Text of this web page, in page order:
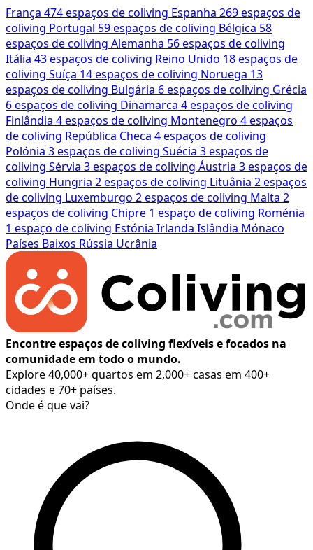
França 474 espaços de coliving Espanha 269 espaços de
coliving Portugal 59 espaços de coliving Bélgica 58
espaços de coliving Alemanha 56 espaços de coliving
Itália 43 espaços de coliving Reino Unido 18 espaços de
coliving Suíça 14 espaços de coliving Noruega 13
espaços de coliving Bulgária 6 espaços de coliving Grécia
6 espaços de coliving Dinamarca 4 espaços de coliving
Finlândia 4 espaços de coliving Montenegro 4 espaços
de coliving República Checa 4 espaços de coliving
Polónia 3 espaços de coliving Suécia 3 espaços de
coliving Sérvia 3 espaços de coliving Áustria 3 espaços de
coliving Hungria 2 espaços de coliving Lituânia 2 espaços
de coliving Luxemburgo 2 espaços de coliving Malta 2
espaços de coliving Chipre 1 espaço de coliving Roménia
1 espaço de coliving Estónia Irlanda Islândia Mónaco
Países Baixos Rússia Ucrânia
Encontre espaços de coliving flexíveis e focados na
comunidade em todo o mundo.
Explore 40,000+ quartos em 2,000+ casas em 400+
cidades e 70+ países.
Onde é que vai?